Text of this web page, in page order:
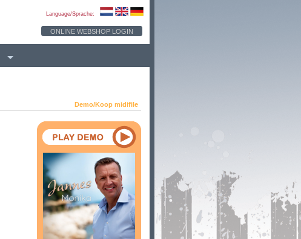
Language/Sprache:
ONLINE WEBSHOP LOGIN
Demo/Koop midifile